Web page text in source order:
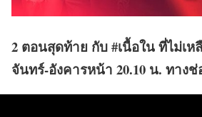
2 ตอนสุดท้าย กับ #เนื้อใน ที่ไม่เห
จันทร์-อังคารหน้า 20.10 น. ทางช่